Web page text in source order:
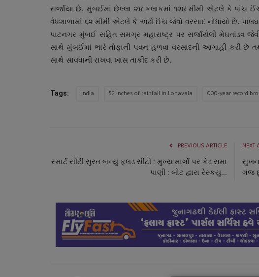
સર્જાયા છે. મુંબઈમાં છેલ્લા ૨૪ કલાકમાં ૧૨૪ મીમી એટલે કે પાંચ ઈંચ
વેધશાળામાં ૬૨ મીમી એટલે કે અઢી ઈંચ જેવો વરસાદ નોંધાયો છે.
પાટનગર મુંબઈ સહિત સમગ્ર મહારાષ્ટ્ર પર સર્જાયેલી મેઘતાંડવ
સાથે મુંબઈમાં ભારે તોફાની પવન હળવા વરસાદની આગાહી કરી
સાથે સાવધાની રાખવા ખાસ તાકીદ કરી છે.
Tags: India 52 inches of rainfall in Lonavala 000-year record
PREVIOUS ARTICLE
સ્માર્ટ સીટી સુરત બન્યું ફલડ સીટી : મુખ્ય માર્ગો પર કેડ સમા
પાણી : બોટ દ્વારા રેસ્કયુ...
NEXT
ગંજ